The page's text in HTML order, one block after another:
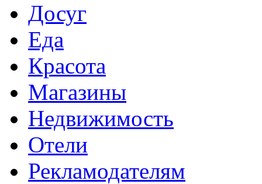
Досуг
Еда
Красота
Магазины
Недвижимость
Отели
Рекламодателям